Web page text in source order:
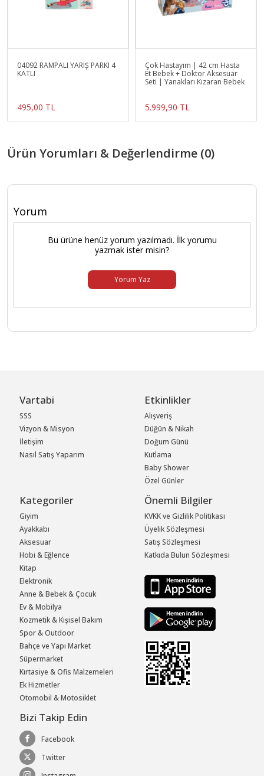
04092 RAMPALI YARIŞ PARKI 4
KATLI
495,00 TL
Çok Hastayım | 42 cm Hasta
Et Bebek + Doktor Aksesuar
Seti | Yanakları Kızaran Bebek
5.999,90 TL
Ürün Yorumları & Değerlendirme (0)
Yorum
Bu ürüne henüz yorum yazılmadı. İlk yorumu
yazmak ister misin?
Yorum Yaz
Vartabi
SSS
Vizyon & Misyon
İletişim
Nasıl Satış Yaparım
Etkinlikler
Alışveriş
Düğün & Nikah
Doğum Günü
Kutlama
Baby Shower
Özel Günler
Kategoriler
Giyim
Ayakkabı
Aksesuar
Hobi & Eğlence
Kitap
Elektronik
Anne & Bebek & Çocuk
Ev & Mobilya
Kozmetik & Kişisel Bakım
Spor & Outdoor
Bahçe ve Yapı Market
Süpermarket
Kırtasiye & Ofis Malzemeleri
Ek Hizmetler
Otomobil & Motosiklet
Önemli Bilgiler
KVKK ve Gizlilik Politikası
Üyelik Sözleşmesi
Satış Sözleşmesi
Katkıda Bulun Sözleşmesi
Bizi Takip Edin
Facebook
Twitter